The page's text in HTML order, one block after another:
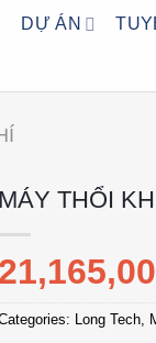
DỰ ÁN
MÁY THỔI
Long Tech,